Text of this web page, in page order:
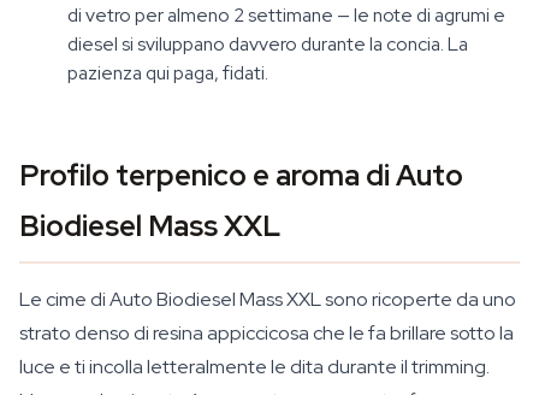
di vetro per almeno 2 settimane — le note di agrumi e
diesel si sviluppano davvero durante la concia. La
pazienza qui paga, fidati.
Profilo terpenico e aroma di Auto
Biodiesel Mass XXL
Le cime di Auto Biodiesel Mass XXL sono ricoperte da uno
strato denso di resina appiccicosa che le fa brillare sotto la
luce e ti incolla letteralmente le dita durante il trimming.